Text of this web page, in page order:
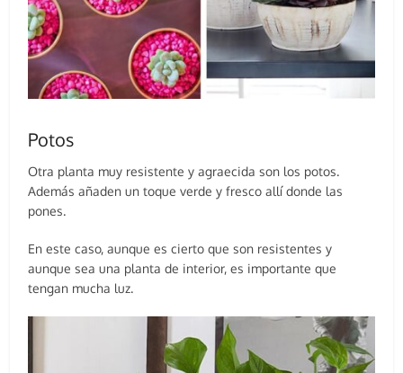
Potos
Otra planta muy resistente y agraecida son los potos.
Además añaden un toque verde y fresco allí donde las
pones.
En este caso, aunque es cierto que son resistentes y
aunque sea una planta de interior, es importante que
tengan mucha luz.